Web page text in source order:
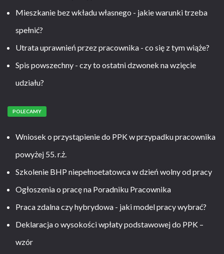
Mieszkanie bez wkładu własnego - jakie warunki trzeba
spełnić?
Utrata uprawnień przez pracownika - co się z tym wiąże?
Spis powszechny - czy to ostatni dzwonek na wzięcie
udziału?
POLECAMY
Wniosek o przystąpienie do PPK w przypadku pracownika
powyżej 55. r.ż.
Szkolenie BHP niepełnoetatowca w dzień wolny od pracy
Ogłoszenia o pracę na Poradniku Pracownika
Praca zdalna czy hybrydowa - jaki model pracy wybrać?
Deklaracja o wysokości wpłaty podstawowej do PPK –
wzór